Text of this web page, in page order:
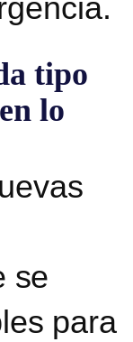
tipo
lo
se
para